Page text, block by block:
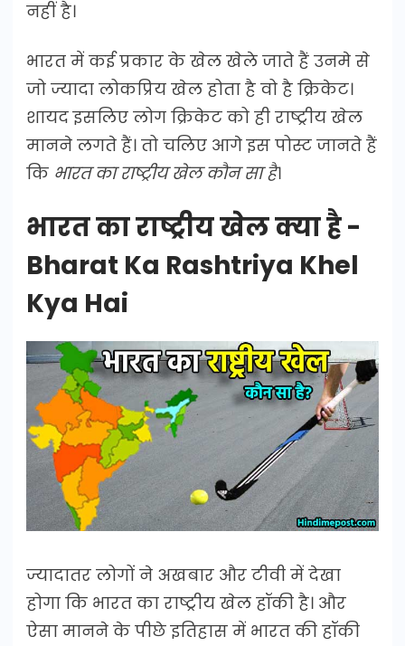
नहीं है।
भारत में कई प्रकार के खेल खेले जाते हैं उनमे से
जो ज्यादा लोकप्रिय खेल होता है वो है क्रिकेट।
शायद इसलिए लोग क्रिकेट को ही राष्ट्रीय खेल
मानने लगते हैं। तो चलिए आगे इस पोस्ट जानते हैं
कि भारत का राष्ट्रीय खेल कौन सा है।
भारत का राष्ट्रीय खेल क्या है -
Bharat Ka Rashtriya Khel
Kya Hai
ज्यादातर लोगों ने अखबार और टीवी में देखा
होगा कि भारत का राष्ट्रीय खेल हॉकी है। और
ऐसा मानने के पीछे इतिहास में भारत की हॉकी